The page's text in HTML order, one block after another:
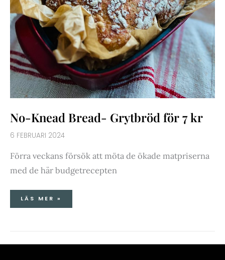
No-Knead Bread- Grytbröd för 7 kr
6 FEBRUARI 2024
Förra veckans försök att möta de ökade matpriserna
med de här budgetrecepten
LÄS MER »